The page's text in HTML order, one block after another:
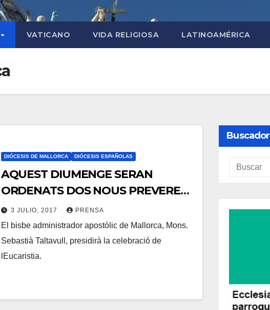
VATICANO VIDA RELIGIOSA LATINOAMÉRICA
DIÓCESIS DE MALLORCA DIÓCESIS ESPAÑOLAS
AQUEST DIUMENGE SERAN
ORDENATS DOS NOUS PREVERES
A MALLORCA
3 JULIO, 2017 PRENSA
N
O
El bisbe administrador apostòlic de Mallorca, Mons.
Sebastià Taltavull, presidirà la celebració de
lEucaristia.
Buscador